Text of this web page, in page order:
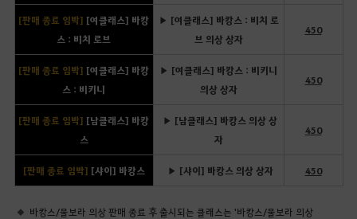
[판매 종료 임박] [여클래스] 바캉
스 : 비치 로브
▶ [여클래스] 바캉스 : 비치 로
브 의상 상자
450
[판매 종료 임박] [여클래스] 바캉
스 : 비키니
▶ [여클래스] 바캉스 : 비키니
의상 상자
450
[판매 종료 임박] [남클래스] 바캉
스
▶ [남클래스] 바캉스 의상 상
자
450
[판매 종료 임박] [샤이] 바캉스 ▶ [샤이] 바캉스 의상 상자 450
바캉스/물보라 의상 판매 종료 후 출시되는 클래스는 '바캉스/물보라 의상